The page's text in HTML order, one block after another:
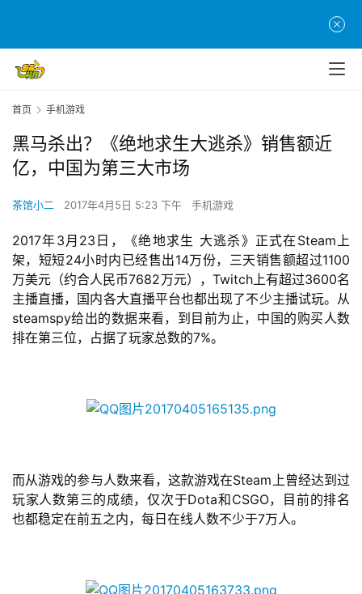
首页 手机游戏
黑马杀出？《绝地求生大逃杀》销售额近
亿，中国为第三大市场
茶馆小二 2017年4月5日 5:23 下午 手机游戏
2017年3月23日，《绝地求生 大逃杀》正式在Steam上
架，短短24小时内已经售出14万份，三天销售额超过1100
万美元（约合人民币7682万元），Twitch上有超过3600名
主播直播，国内各大直播平台也都出现了不少主播试玩。从
steamspy给出的数据来看，到目前为止，中国的购买人数
排在第三位，占据了玩家总数的7%。
而从游戏的参与人数来看，这款游戏在Steam上曾经达到过
玩家人数第三的成绩，仅次于Dota和CSGO，目前的排名
也都稳定在前五之内，每日在线人数不少于7万人。